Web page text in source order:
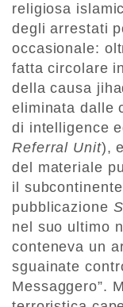
religiosa
degli arrestati
occasionale:
fatta circolare
della causa
eliminata dalle
di intelligence
Referral Unit),
del materiale
il
pubblicazione
nel suo ultimo
conteneva un
sguainate
Messaggero”.